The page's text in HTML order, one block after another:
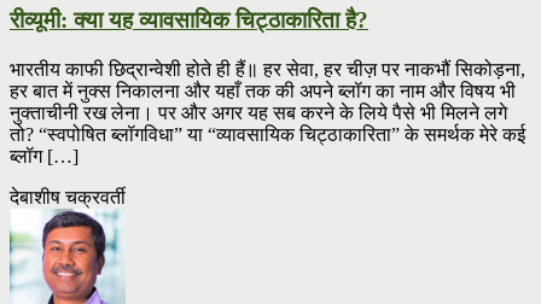
रीव्यूमी: क्या यह व्यावसायिक चिट्ठाकारिता है?
भारतीय काफी छिद्रान्वेशी होते ही हैं॥ हर सेवा, हर चीज़ पर नाकभौं सिकोड़ना,
हर बात में नुक्स निकालना और यहाँ तक की अपने ब्लॉग का नाम और विषय भी
नुक्ताचीनी रख लेना। पर और अगर यह सब करने के लिये पैसे भी मिलने लगे
तो? “स्वपोषित ब्लॉगविधा” या “व्यावसायिक चिट्ठाकारिता” के समर्थक मेरे कई
ब्लॉग […]
देबाशीष चक्रवर्ती